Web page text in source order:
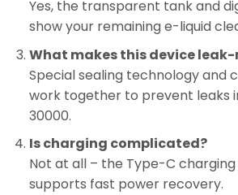
Yes, the transparent tank and
show your remaining e-liquid
What makes this device
Special sealing technology and
work together to prevent leaks
30000.
Is charging complicated?
Not at all – the Type-C charging
supports fast power recovery.